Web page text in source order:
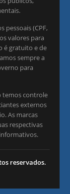
pessoais (CPF,
valores para
é gratuito e de
sempre a
para
temos controle
externos
As marcas
respectivas
reservados.